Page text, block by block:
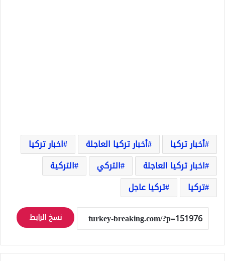
أخبار تركيا أخبار تركيا العاجلة
اخبار تركيا
اخبار تركيا العاجلة
التركي
التركية
تركيا
تركيا عاجل
نسخ الرابط